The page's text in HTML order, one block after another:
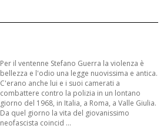
Per il ventenne Stefano Guerra la violenza è
bellezza e l'odio una legge nuovissima e antica.
C'erano anche lui e i suoi camerati a
combattere contro la polizia in un lontano
giorno del 1968, in Italia, a Roma, a Valle Giulia.
Da quel giorno la vita del giovanissimo
neofascista coincid ...